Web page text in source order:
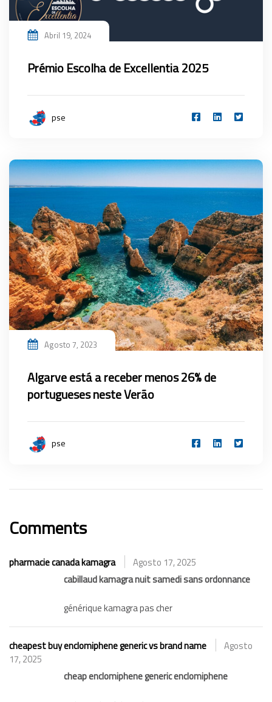
Abril 19, 2024
Prémio Escolha de Excellentia 2025
pse
Agosto 7, 2023
Algarve está a receber menos 26% de
portugueses neste Verão
pse
Comments
pharmacie canada kamagra
Agosto 17, 2025
cabillaud kamagra nuit samedi sans ordonnance
générique kamagra pas cher
cheapest buy enclomiphene generic vs brand name
Agosto
17, 2025
cheap enclomiphene generic enclomiphene